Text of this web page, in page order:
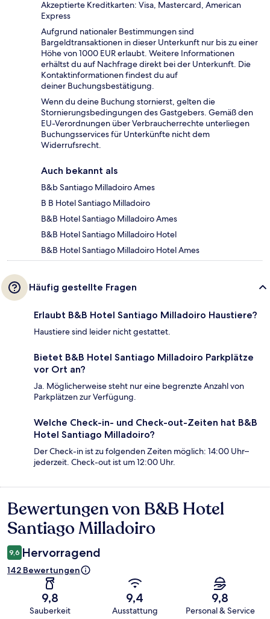
Akzeptierte Kreditkarten: Visa, Mastercard, American
Express
Aufgrund nationaler Bestimmungen sind
Bargeldtransaktionen in dieser Unterkunft nur bis zu einer
Höhe von 1000 EUR erlaubt. Weitere Informationen
erhältst du auf Nachfrage direkt bei der Unterkunft. Die
Kontaktinformationen findest du auf
deiner Buchungsbestätigung.
Wenn du deine Buchung stornierst, gelten die
Stornierungsbedingungen des Gastgebers. Gemäß den
EU-Verordnungen über Verbraucherrechte unterliegen
Buchungsservices für Unterkünfte nicht dem
Widerrufsrecht.
Auch bekannt als
B&b Santiago Milladoiro Ames
B B Hotel Santiago Milladoiro
B&B Hotel Santiago Milladoiro Ames
B&B Hotel Santiago Milladoiro Hotel
B&B Hotel Santiago Milladoiro Hotel Ames
Häufig gestellte Fragen
Erlaubt B&B Hotel Santiago Milladoiro Haustiere?
Haustiere sind leider nicht gestattet.
Bietet B&B Hotel Santiago Milladoiro Parkplätze
vor Ort an?
Ja. Möglicherweise steht nur eine begrenzte Anzahl von
Parkplätzen zur Verfügung.
Welche Check-in- und Check-out-Zeiten hat B&B
Hotel Santiago Milladoiro?
Der Check-in ist zu folgenden Zeiten möglich: 14:00 Uhr–
jederzeit. Check-out ist um 12:00 Uhr.
Bewertungen
Bewertungen von B&B Hotel
Santiago Milladoiro
9,6 Hervorragend
142 Bewertungen
9,8
Sauberkeit
9,4
Ausstattung
9,8
Personal & Service